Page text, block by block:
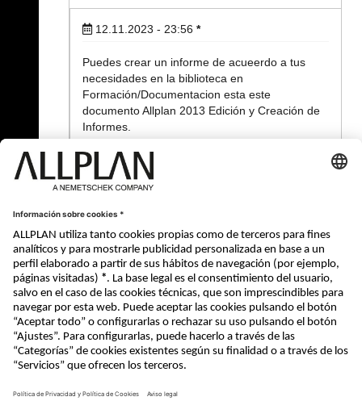
12.11.2023 - 23:56 *
Puedes crear un informe de acueerdo a tus
necesidades en la biblioteca en
Formación/Documentacion esta este
documento Allplan 2013 Edición y Creación de
Informes.
Saludos
Youtube:https://www.youtube.com/@allearning
« Atrás